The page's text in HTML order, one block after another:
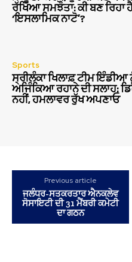
ਰੱਖਿਆ ਸਮਝੌਤਾ: ਕੀ ਬਣ ਰਿਹਾ
‘ਇਸਲਾਮਿਕ ਨਾਟੋ’?
Sports
ਸ੍ਰੀਲੰਕਾ ਖਿਲਾਫ਼ ਟੀਮ ਇੰਡੀਆ
ਅਜਿੰਕਿਆ ਰਹਾਨੇ ਦੀ ਸਲਾਹ:
ਨਹੀਂ, ਹਮਲਾਵਰ ਰੁੱਖ ਅਪਣਾਓ
Previous article
ਜਲੰਧਰ-ਸਤਕਰਤਾਰ ਐਨਕਲੇਵ
ਸੋਸਾਇਟੀ ਦੀ 31 ਮੈਂਬਰੀ ਕਮੇਟੀ
ਦਾ ਗਠਨ